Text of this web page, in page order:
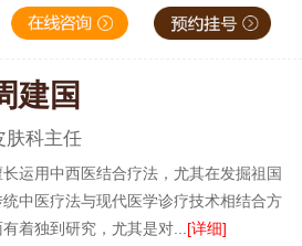
建国
肤科主任
长运用中西医结合疗法，尤其在发掘祖国
统中医疗法与现代医学诊疗技术相结合方
有着独到研究，尤其是对...[详细]